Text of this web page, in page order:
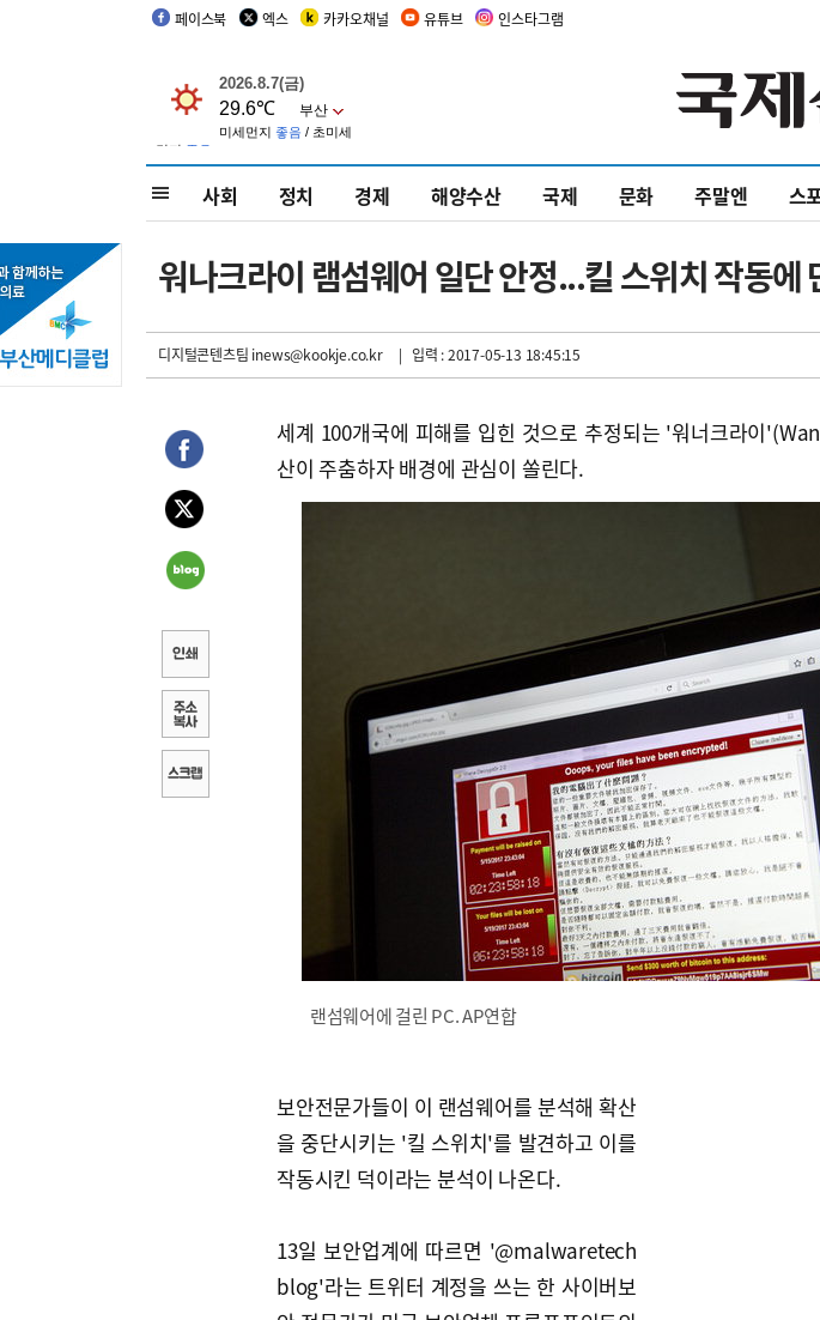
페이스북 엑스 카카오채널 유튜브 인스타그램
사회 정치 경제 해양수산 국제 문화 주말엔 스
워나크라이 램섬웨어 일단 안정...킬 스위치 작동
디지털콘텐츠팀 inews@kookje.co.kr | 입력 : 2017-05-13 18:45:15
세계 100개국에 피해를 입힌 것으로 추정되는 '워너크라이
산이 주춤하자 배경에 관심이 쏠린다.
랜섬웨어에 걸린 PC. AP연합
보안전문가들이 이 랜섬웨어를 분석해 확산
을 중단시키는 '킬 스위치'를 발견하고 이를
작동시킨 덕이라는 분석이 나온다.
13일 보안업계에 따르면 '@malwaretech
blog'라는 트위터 계정을 쓰는 한 사이버보